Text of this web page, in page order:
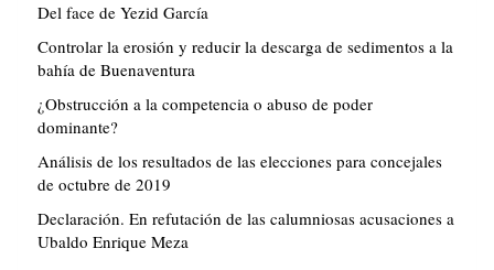
Del face de Yezid García
Controlar la erosión y reducir la descarga de sedimentos a la
bahía de Buenaventura
¿Obstrucción a la competencia o abuso de poder
dominante?
Análisis de los resultados de las elecciones para concejales
de octubre de 2019
Declaración. En refutación de las calumniosas acusaciones a
Ubaldo Enrique Meza